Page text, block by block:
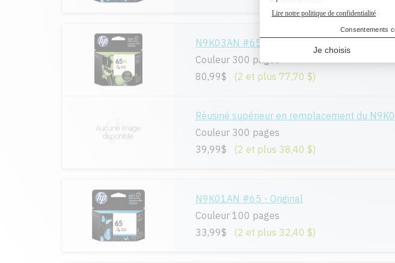
N9K03AN #65XL - Original
Couleur 300 pages
80,99$
(2 et plus 77,70 $)
Réusiné supérieur en remplacement du
Couleur 300 pages
39,99$
(2 et plus 38,40 $)
N9K01AN #65 - Original
Couleur 100 pages
33,99$
(2 et plus 32,40 $)